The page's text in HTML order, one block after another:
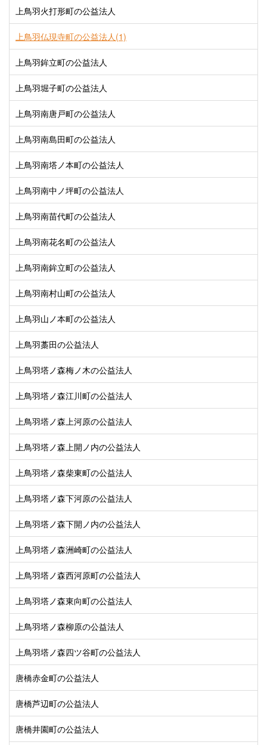
上鳥羽火打形町の公益法人
上鳥羽仏現寺町の公益法人(1)
上鳥羽鉾立町の公益法人
上鳥羽堀子町の公益法人
上鳥羽南唐戸町の公益法人
上鳥羽南島田町の公益法人
上鳥羽南塔ノ本町の公益法人
上鳥羽南中ノ坪町の公益法人
上鳥羽南苗代町の公益法人
上鳥羽南花名町の公益法人
上鳥羽南鉾立町の公益法人
上鳥羽南村山町の公益法人
上鳥羽山ノ本町の公益法人
上鳥羽藁田の公益法人
上鳥羽塔ノ森梅ノ木の公益法人
上鳥羽塔ノ森江川町の公益法人
上鳥羽塔ノ森上河原の公益法人
上鳥羽塔ノ森上開ノ内の公益法人
上鳥羽塔ノ森柴東町の公益法人
上鳥羽塔ノ森下河原の公益法人
上鳥羽塔ノ森下開ノ内の公益法人
上鳥羽塔ノ森洲崎町の公益法人
上鳥羽塔ノ森西河原町の公益法人
上鳥羽塔ノ森東向町の公益法人
上鳥羽塔ノ森柳原の公益法人
上鳥羽塔ノ森四ツ谷町の公益法人
唐橋赤金町の公益法人
唐橋芦辺町の公益法人
唐橋井園町の公益法人